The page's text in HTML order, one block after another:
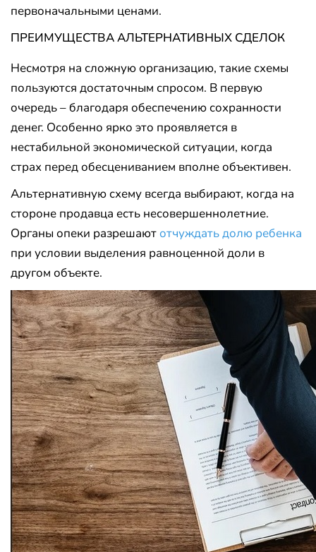
первоначальными ценами.
ПРЕИМУЩЕСТВА АЛЬТЕРНАТИВНЫХ СДЕЛОК
Несмотря на сложную организацию, такие схемы
пользуются достаточным спросом. В первую
очередь – благодаря обеспечению сохранности
денег. Особенно ярко это проявляется в
нестабильной экономической ситуации, когда
страх перед обесцениванием вполне объективен.
Альтернативную схему всегда выбирают, когда на
стороне продавца есть несовершеннолетние.
Органы опеки разрешают отчуждать долю ребенка
при условии выделения равноценной доли в
другом объекте.